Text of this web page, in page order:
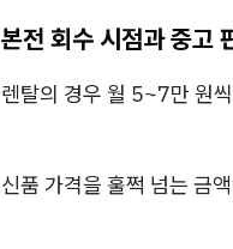
본전 회수 시점과 중고
렌탈의 경우 월 5~7만 원
신품 가격을 훌쩍 넘는 금